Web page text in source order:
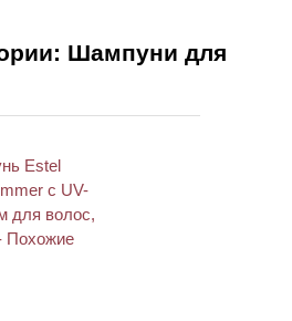
Шампуни для